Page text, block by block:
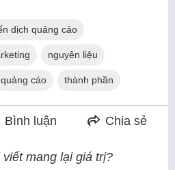
dịch quảng cáo
nguyên liệu
quảng cáo thành phần
Bình luận Chia sẻ
mang lại giá trị?